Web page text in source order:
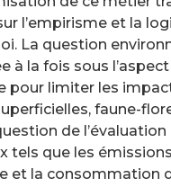
l’empirisme et la
La question
à la fois sous
pour limiter les
faune-
de
tels que les
et la consommation